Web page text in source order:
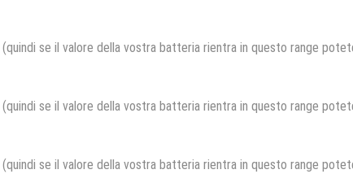
se il valore della vostra batteria rientra in questo range
se il valore della vostra batteria rientra in questo range
se il valore della vostra batteria rientra in questo range